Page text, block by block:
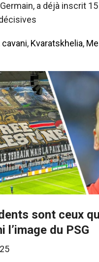
a déjà inscrit
cavani, Kvaratskhelia,
sont ceux
l’image du PSG